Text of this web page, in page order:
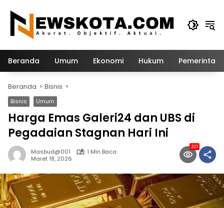
konten
Beranda Umum Ekonomi Hukum
Beranda Bisnis
Bisnis Umum
Harga Emas Galeri24 dan UBS di
Pegadaian Stagnan Hari Ini
Masbud@001
1 Min Baca
Maret 18, 2026
321